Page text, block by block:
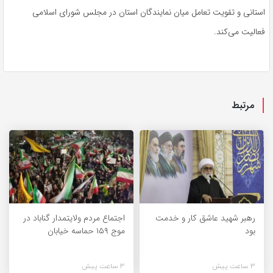
استانی و تقویت تعامل میان نمایندگان استان در مجلس شورای اسلامی
فعالیت می‌کند.
مرتبط
رهبر شهید عاشق کار و خدمت
بود
3 ساعت پیش
اجتماع مردم ولایتمدار گناباد در
موج ۱۵۹ حماسه خیابان
3 ساعت پیش